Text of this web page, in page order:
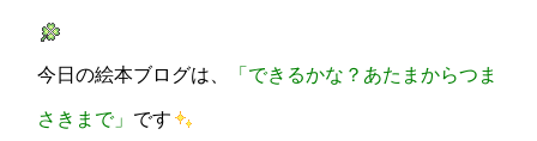
今日の絵本ブログは、 「できるかな？あたまからつま
さきまで」 です